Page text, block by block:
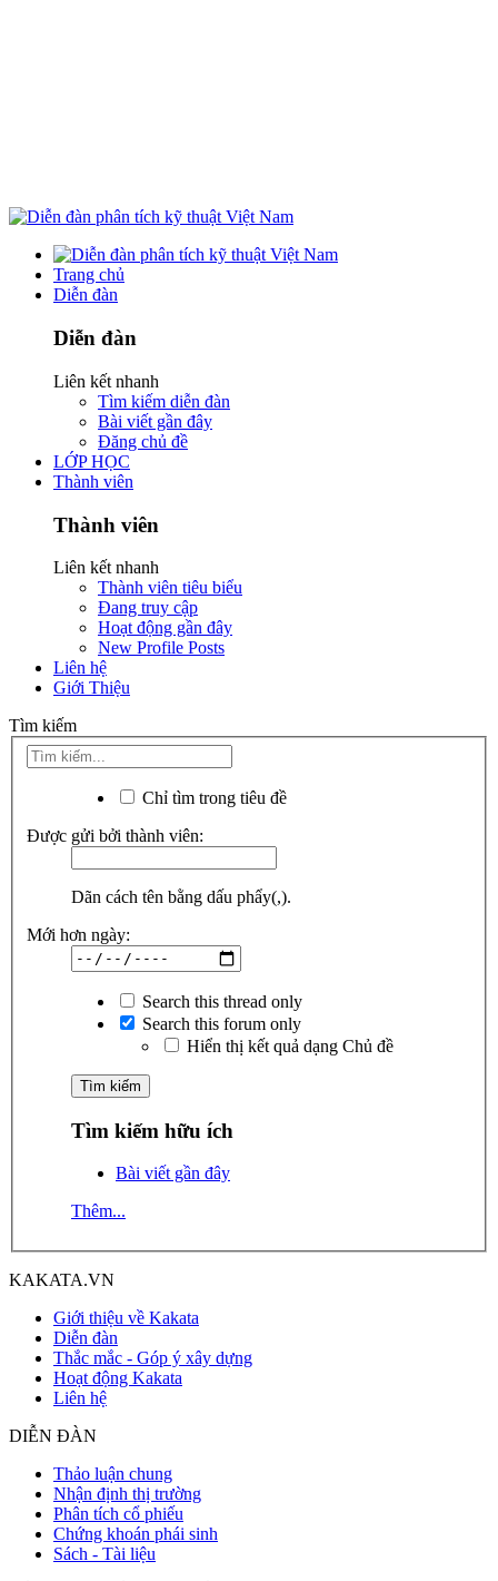
Trang chủ
Diễn đàn
Diễn đàn
Liên kết nhanh
Tìm kiếm diễn đàn
Bài viết gần đây
Đăng chủ đề
LỚP HỌC
Thành viên
Thành viên
Liên kết nhanh
Thành viên tiêu biểu
Đang truy cập
Hoạt động gần đây
New Profile Posts
Liên hệ
Giới Thiệu
Tìm kiếm
Chỉ tìm trong tiêu đề
Được gửi bởi thành viên:
Dãn cách tên bằng dấu phẩy(,).
Mới hơn ngày:
Search this thread only
Search this forum only
Hiển thị kết quả dạng Chủ đề
Tìm kiếm hữu ích
Bài viết gần đây
Thêm...
KAKATA.VN
Giới thiệu về Kakata
Diễn đàn
Thắc mắc - Góp ý xây dựng
Hoạt động Kakata
Liên hệ
DIỄN ĐÀN
Thảo luận chung
Nhận định thị trường
Phân tích cổ phiếu
Chứng khoán phái sinh
Sách - Tài liệu